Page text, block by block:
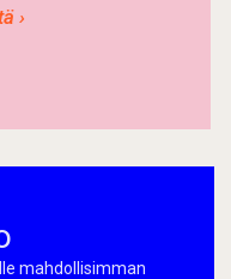
›
mahdollisimman